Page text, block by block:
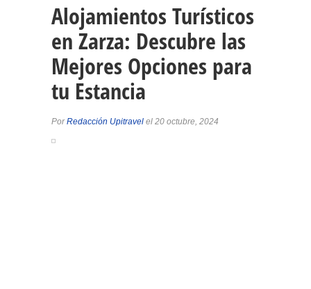
Alojamientos Turísticos
en Zarza: Descubre las
Mejores Opciones para
tu Estancia
PorRedacción Upitravel el 20 octubre, 2024